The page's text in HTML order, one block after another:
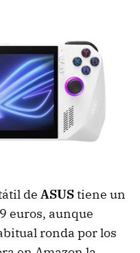
de ASUStiene un
euros, aunque
ronda por los